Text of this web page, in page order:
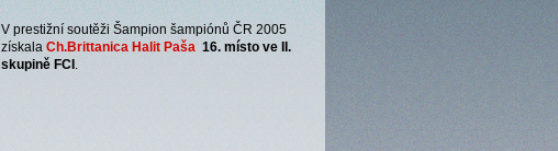
V prestižní soutěži Šampion šampiónů ČR 2005
získala Ch.Brittanica Halit Paša 16. místo ve II.
skupině FCI .